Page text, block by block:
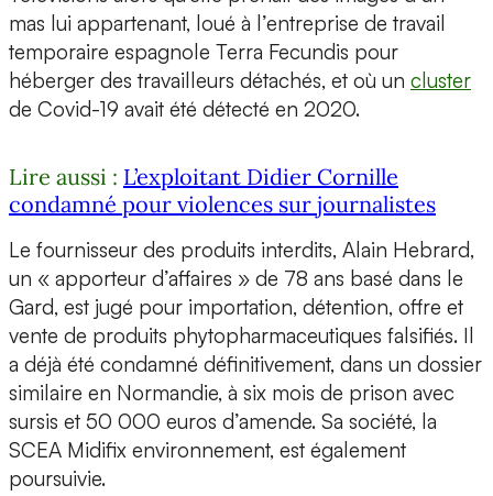
mas lui appartenant, loué à l’entreprise de travail
temporaire espagnole Terra Fecundis pour
héberger des travailleurs détachés, et où un cluster
de Covid-19 avait été détecté en 2020.
Lire aussi : L’exploitant Didier Cornille
condamné pour violences sur journalistes
Le fournisseur des produits interdits, Alain Hebrard,
un « apporteur d’affaires » de 78 ans basé dans le
Gard, est jugé pour importation, détention, offre et
vente de produits phytopharmaceutiques falsifiés. Il
a déjà été condamné définitivement, dans un dossier
similaire en Normandie, à six mois de prison avec
sursis et 50 000 euros d’amende. Sa société, la
SCEA Midifix environnement, est également
poursuivie.